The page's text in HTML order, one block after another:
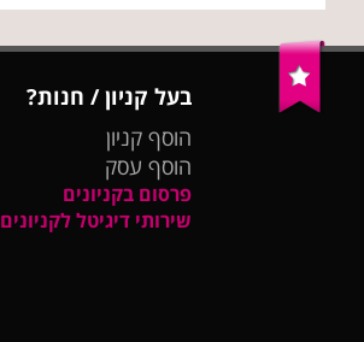
בעל קניון / חנות?
הוסף קניון
הוסף עסק
פרסום בקניונים
שירותי דיגיטל לקניונים